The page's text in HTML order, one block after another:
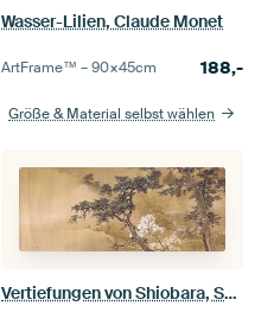
Wasser-Lilien, Claude Monet
ArtFrame™ –90×45cm 188,-
Größe & Material selbst wählen
Vertiefungen von Shiobara, Shunkyo Yamamoto